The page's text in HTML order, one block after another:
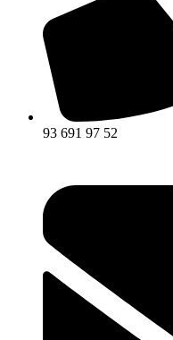
93 691 97 52